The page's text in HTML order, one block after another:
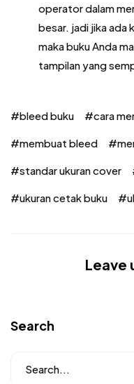
operator dalam
besar. jadi jika ada
maka buku Anda
tampilan yang
bleed buku cara
membuat bleed
standar ukuran cover
ukuran cetak buku
Leave
Search